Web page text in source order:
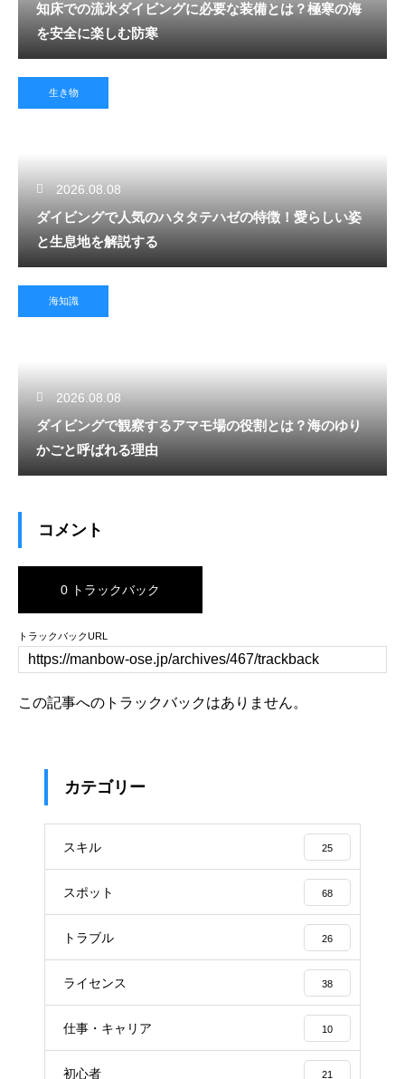
知床での流氷ダイビングに必要な装備とは？極寒の海
を安全に楽しむ防寒
生き物
2026.08.08
ダイビングで人気のハタタテハゼの特徴！愛らしい姿
と生息地を解説する
海知識
2026.08.08
ダイビングで観察するアマモ場の役割とは？海のゆり
かごと呼ばれる理由
コメント
0 トラックバック
トラックバックURL
この記事へのトラックバックはありません。
カテゴリー
スキル 25
スポット 68
トラブル 26
ライセンス 38
仕事・キャリア 10
初心者 21